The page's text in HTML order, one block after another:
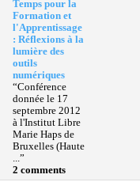
Temps pour la
Formation et
l'Apprentissage
: Réflexions à la
lumière des
outils
numériques
“Conférence
donnée le 17
septembre 2012
à l'Institut Libre
Marie Haps de
Bruxelles (Haute
...”
2 comments